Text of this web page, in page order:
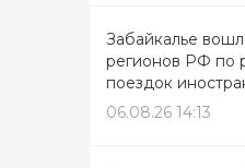
Забайкалье
регионов РФ по
поездок
06.08.26 14:13